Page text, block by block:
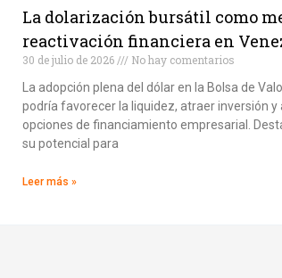
La dolarización bursátil como
reactivación financiera en
30 de julio de 2026
No hay comentarios
La adopción plena del dólar en la Bolsa de
podría favorecer la liquidez, atraer inversión y
opciones de financiamiento empresarial.
su potencial para
Leer más »